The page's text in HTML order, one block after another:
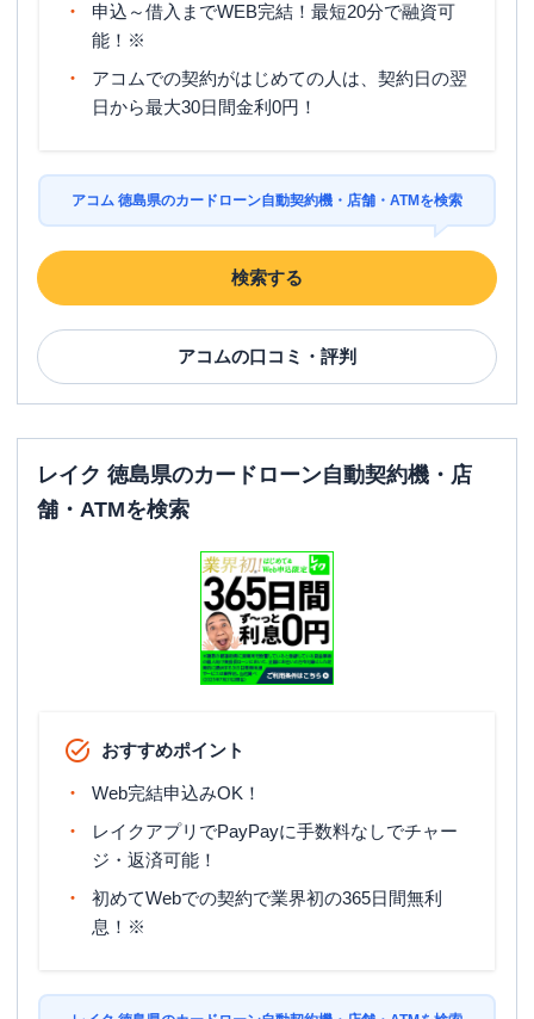
申込～借入までWEB完結！最短20分で融資可
能！※
アコムでの契約がはじめての人は、契約日の翌
日から最大30日間金利0円！
アコム 徳島県のカードローン自動契約機・店舗・ATMを検索
検索する
アコムの口コミ・評判
レイク 徳島県のカードローン自動契約機・店
舗・ATMを検索
おすすめポイント
Web完結申込みOK！
レイクアプリでPayPayに手数料なしでチャー
ジ・返済可能！
初めてWebでの契約で業界初の365日間無利
息！※